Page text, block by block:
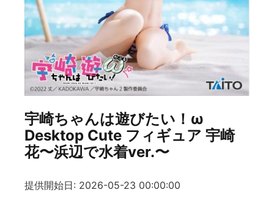
宇崎ちゃんは遊びたい！ω
Desktop Cute フィギュア 宇崎
花〜浜辺で水着ver.〜
提供開始日: 2026-05-23 00:00:00